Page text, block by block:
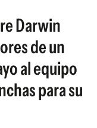
Darwin
de un
al equipo
para su